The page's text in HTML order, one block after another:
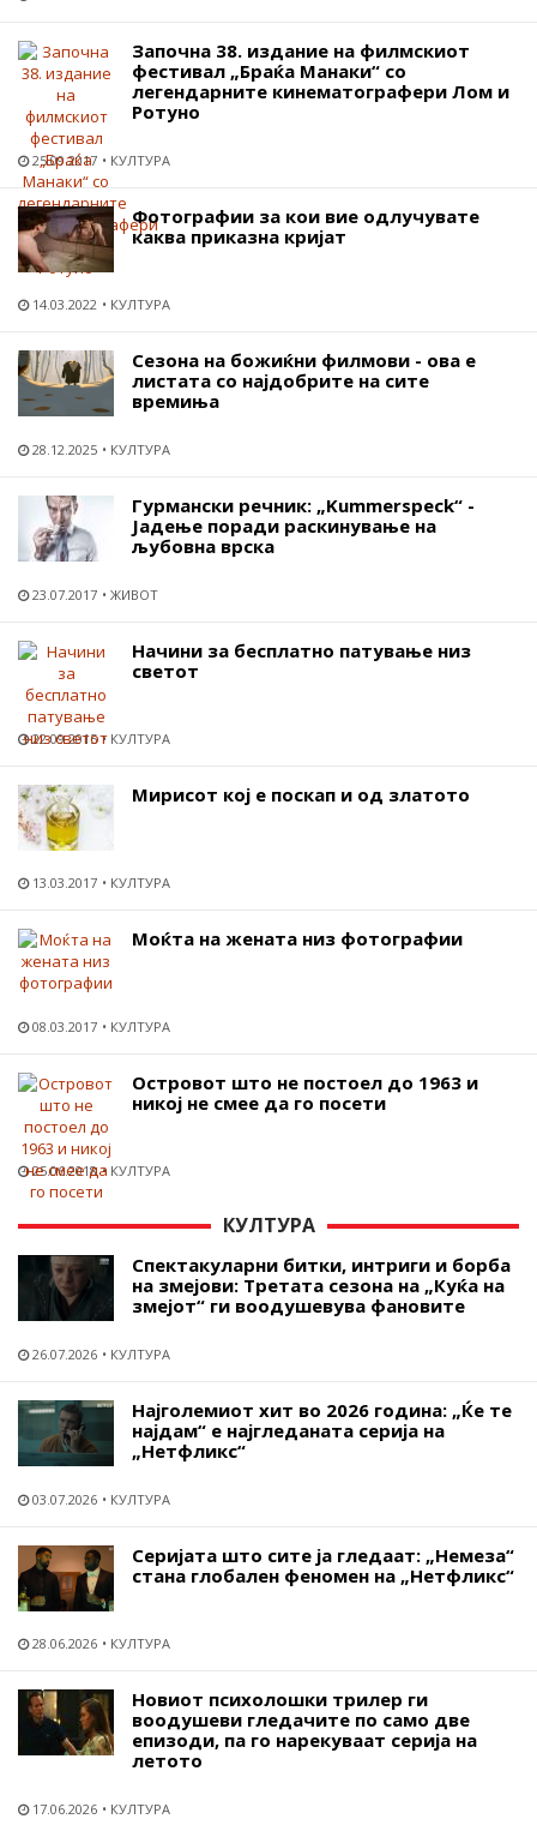
Започна 38. издание на филмскиот
фестивал „Браќа Манаки“ со
легендарните кинематографери Лом и
Ротуно
25.09.2017 КУЛТУРА
Фотографии за кои вие одлучувате
каква приказна кријат
14.03.2022 КУЛТУРА
Сезона на божиќни филмови - ова е
листата со најдобрите на сите
времиња
28.12.2025 КУЛТУРА
Гурмански речник: „Kummerspeck“ -
Јадење поради раскинување на
љубовна врска
23.07.2017 ЖИВОТ
Начини за бесплатно патување низ
светот
22.09.2015 КУЛТУРА
Мирисот кој е поскап и од златото
13.03.2017 КУЛТУРА
Моќта на жената низ фотографии
08.03.2017 КУЛТУРА
Островот што не постоел до 1963 и
никој не смее да го посети
25.06.2018 КУЛТУРА
КУЛТУРА
Спектакуларни битки, интриги и борба
на змејови: Третата сезона на „Куќа на
змејот“ ги воодушевува фановите
26.07.2026 КУЛТУРА
Најголемиот хит во 2026 година: „Ќе те
најдам“ е најгледаната серија на
„Нетфликс“
03.07.2026 КУЛТУРА
Серијата што сите ја гледаат: „Немеза“
стана глобален феномен на „Нетфликс“
28.06.2026 КУЛТУРА
Новиот психолошки трилер ги
воодушеви гледачите по само две
епизоди, па го нарекуваат серија на
летото
17.06.2026 КУЛТУРА